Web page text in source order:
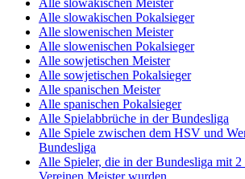
Alle slowakischen Pokalsieger
Alle slowenischen Meister
Alle slowenischen Pokalsieger
Alle sowjetischen Meister
Alle sowjetischen Pokalsieger
Alle spanischen Meister
Alle spanischen Pokalsieger
Alle Spielabbrüche in der Bundesliga
Alle Spiele zwischen dem HSV und
Bundesliga
Alle Spieler, die in der Bundesliga mit 2
Vereinen Meister wurden